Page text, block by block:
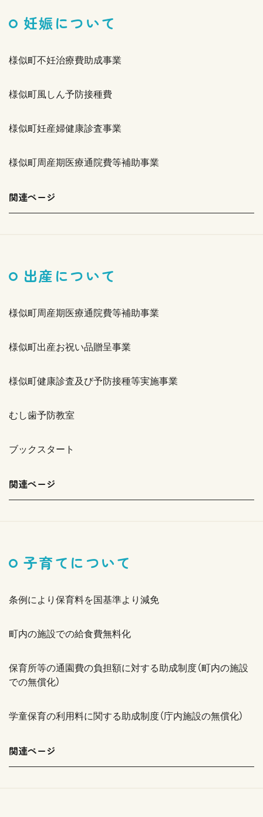
妊娠について
様似町不妊治療費助成事業
様似町風しん予防接種費
様似町妊産婦健康診査事業
様似町周産期医療通院費等補助事業
関連ページ
出産について
様似町周産期医療通院費等補助事業
様似町出産お祝い品贈呈事業
様似町健康診査及び予防接種等実施事業
むし歯予防教室
ブックスタート
関連ページ
子育てについて
条例により保育料を国基準より減免
町内の施設での給食費無料化
保育所等の通園費の負担額に対する助成制度（町内の施設
での無償化）
学童保育の利用料に関する助成制度（庁内施設の無償化）
関連ページ